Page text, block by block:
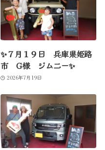
✨７月１９日 兵庫県姫路
市 G様 ジムニー✨
2026年7月19日